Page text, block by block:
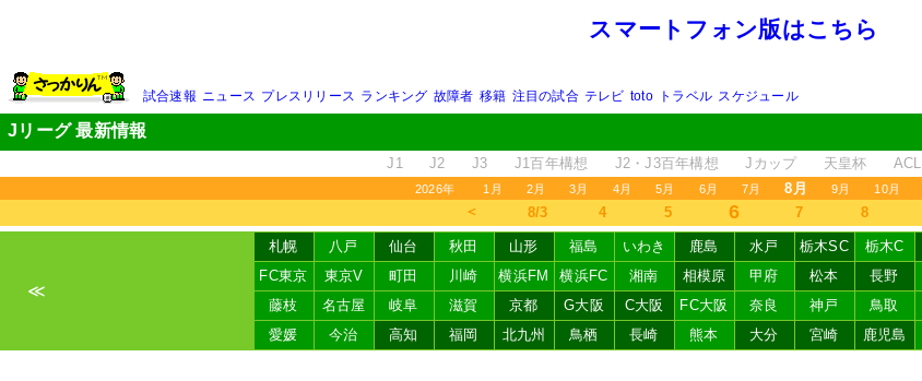
スマートフォン版はこちら
試合速報 ニュース プレスリリース ランキング 故障者 移籍 注目の試合 テレビ toto トラベル スケジュール
Jリーグ 最新情報
J1 J2 J3 J1百年構想 J2・J3百年構想 Jカップ 天皇杯 ACL
2026年 1月 2月 3月 4月 5月 6月 7月 8月 9月 10月
＜ 8/3 4 5 6 7 8
≪
札幌 八戸 仙台 秋田 山形 福島 いわき 鹿島 水戸 栃木SC 栃木C
FC東京
東京V 町田 川崎 横浜FM 横浜FC 湘南 相模原 甲府 松本 長野
藤枝
名古屋 岐阜 滋賀 京都 G大阪 C大阪 FC大阪 奈良 神戸 鳥取
愛媛
今治 高知 福岡 北九州 鳥栖 長崎 熊本 大分 宮崎 鹿児島